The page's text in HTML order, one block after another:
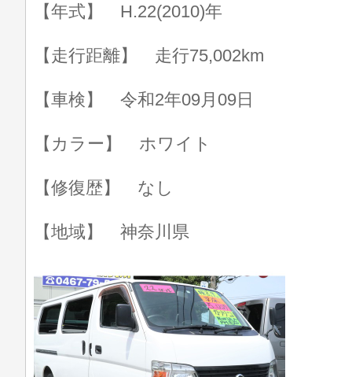
【年式】 H.22(2010)年
【走行距離】 走行75,002km
【車検】 令和2年09月09日
【カラー】 ホワイト
【修復歴】 なし
【地域】 神奈川県